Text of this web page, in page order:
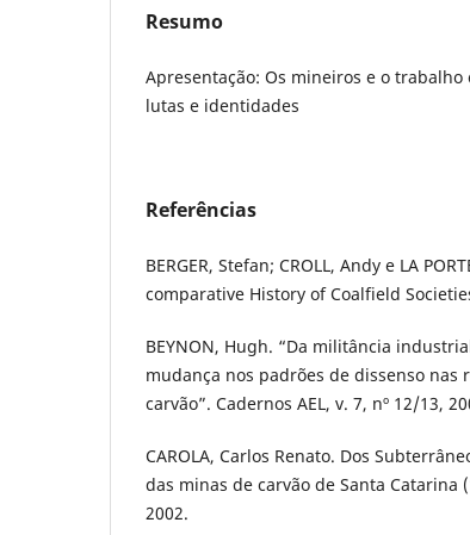
Resumo
Apresentação: Os mineiros e o
lutas e identidades
Referências
BERGER, Stefan; CROLL, Andy e LA
comparative History of Coalfield
BEYNON, Hugh. “Da militância
mudança nos padrões de dissenso nas
carvão”. Cadernos AEL, v. 7, nº 12/13,
CAROLA, Carlos Renato. Dos
das minas de carvão de Santa Catarina
2002.